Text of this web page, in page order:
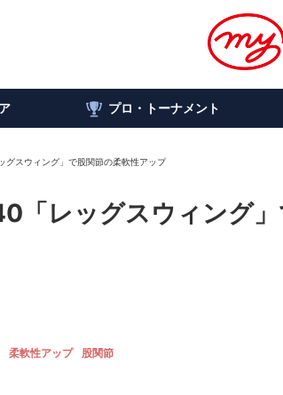
プロ・トーナメント
グスウィング」で股関節の柔軟性アップ
「レッグスウィング
柔軟性アップ 股関節